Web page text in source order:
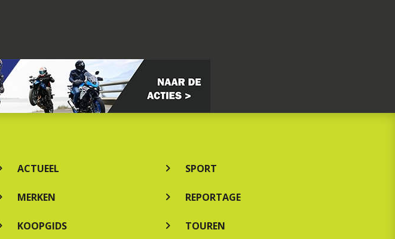
ACTUEEL
MERKEN
KOOPGIDS
SPORT
REPORTAGE
TOUREN